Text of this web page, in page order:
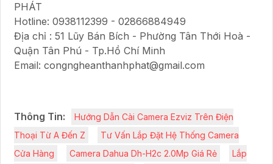
PHÁT
Hotline: 0938112399 - 02866884949
Địa chỉ : 51 Lũy Bán Bích - Phường Tân Thới Hoà -
Quận Tân Phú - Tp.Hồ Chí Minh
Email: congngheanthanhphat@gmail.com
Thông Tin:
Hướng Dẫn Cài Camera Ezviz Trên Điện
Thoại Từ A Đến Z
Tư Vấn Lắp Đặt Hệ Thống Camera
Cửa Hàng
Camera Dahua Dh-H2c 2.0Mp Giá Rẻ
Lắp